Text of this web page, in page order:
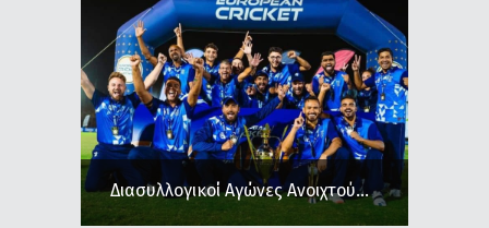
Διασυλλογικοί Αγώνες Ανοιχτού...